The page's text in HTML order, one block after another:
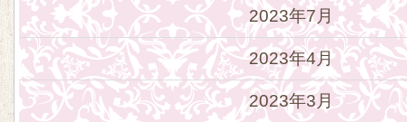
2023年7月
2023年4月
2023年3月